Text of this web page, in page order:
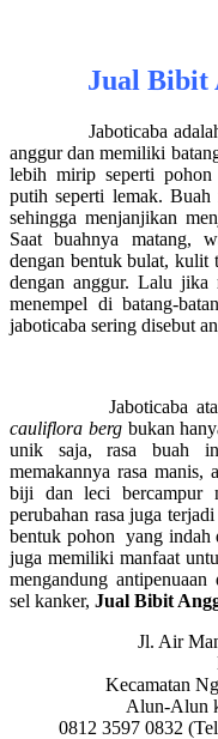
Jual Bibit
Jaboticaba adalah
anggur dan memiliki
lebih mirip seperti
putih seperti lemak.
sehingga menjanjikan
Saat buahnya matang,
dengan bentuk bulat, kulit
dengan anggur. Lalu jika
menempel di batang-
jaboticaba sering disebut
Jaboticaba atau
cauliflora berg bukan
unik saja, rasa buah
memakannya rasa manis,
biji dan leci bercampur
perubahan rasa juga
bentuk pohon yang indah
juga memiliki manfaat
mengandung
sel kanker, Jual Bibit
Jl. Air
Kecamatan
Alun-Alun
0812 3597 0832